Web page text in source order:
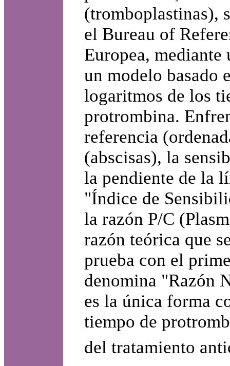
(tromboplastinas),
el Bureau of
Europea,
un modelo basado
logaritmos de los
protrombina.
referencia
(abscisas), la
la pendiente de la
"Índice de
la razón P/C
razón teórica que
prueba con el
denomina "Razón
es la única forma
tiempo de
del tratamiento